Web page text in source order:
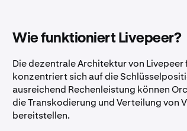
Wie funktioniert Livepeer?
Die dezentrale Architektur von
konzentriert sich auf die
ausreichend Rechenleistung können
die Transkodierung und Verteilung von
bereitstellen.